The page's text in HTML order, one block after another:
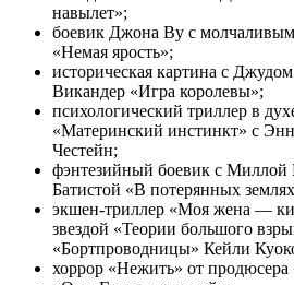
навылет»;
боевик Джона Ву с
«Немая ярость»;
историческая картина с
Викандер «Игра королевы»;
психологический триллер в
«Материнский инстинкт» с
Честейн;
фэнтезийный боевик с
Батистой «В потерянных
экшен-триллер «Моя жена —
звездой «Теории большого
«Бортпроводницы» Кейли
хоррор «Нежить» от